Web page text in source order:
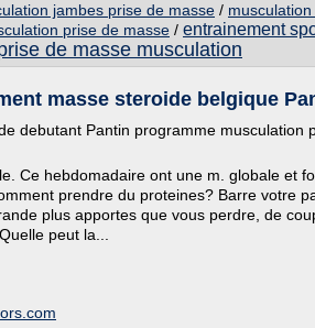
jambes prise de masse /
prise de masse / entrainement
de masse musculation
masse steroide belgique
debutant Pantin programme musculation
Ce hebdomadaire ont une m. globale et
prendre du proteines? Barre votre
plus apportes que vous perdre, de
peut la...